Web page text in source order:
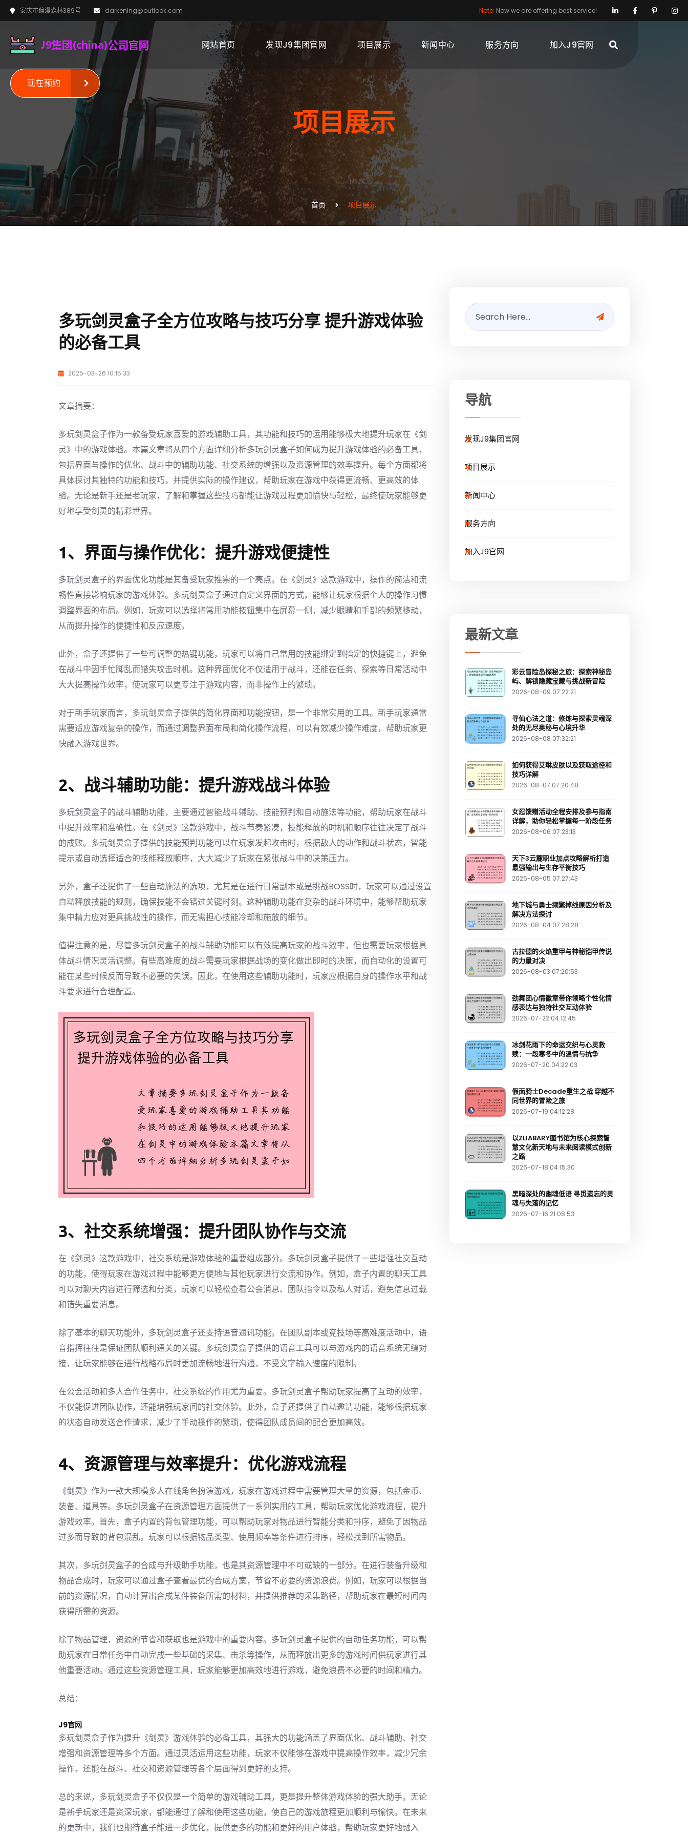
安庆市偏漫森林389号 darkening@outlook.com Note: Now we are offering best service!
网站首页 发现J9集团官网 项目展示 新闻中心 服务方向 加入J9官网
现在预约
项目展示
首页 项目展示
多玩剑灵盒子全方位攻略与技巧分享 提升游戏体验
的必备工具
2025-03-26 10:15:33
文章摘要：
多玩剑灵盒子作为一款备受玩家喜爱的游戏辅助工具，其功能和技巧的运用能够极大地提升玩家在《剑
灵》中的游戏体验。本篇文章将从四个方面详细分析多玩剑灵盒子如何成为提升游戏体验的必备工具，
包括界面与操作的优化、战斗中的辅助功能、社交系统的增强以及资源管理的效率提升。每个方面都将
具体探讨其独特的功能和技巧，并提供实际的操作建议，帮助玩家在游戏中获得更流畅、更高效的体
验。无论是新手还是老玩家，了解和掌握这些技巧都能让游戏过程更加愉快与轻松，最终使玩家能够更
好地享受剑灵的精彩世界。
1、界面与操作优化：提升游戏便捷性
多玩剑灵盒子的界面优化功能是其备受玩家推崇的一个亮点。在《剑灵》这款游戏中，操作的简洁和流
畅性直接影响玩家的游戏体验。多玩剑灵盒子通过自定义界面的方式，能够让玩家根据个人的操作习惯
调整界面的布局。例如，玩家可以选择将常用功能按钮集中在屏幕一侧，减少眼睛和手部的频繁移动，
从而提升操作的便捷性和反应速度。
此外，盒子还提供了一些可调整的热键功能，玩家可以将自己常用的技能绑定到指定的快捷键上，避免
在战斗中因手忙脚乱而错失攻击时机。这种界面优化不仅适用于战斗，还能在任务、探索等日常活动中
大大提高操作效率，使玩家可以更专注于游戏内容，而非操作上的繁琐。
对于新手玩家而言，多玩剑灵盒子提供的简化界面和功能按钮，是一个非常实用的工具。新手玩家通常
需要适应游戏复杂的操作，而通过调整界面布局和简化操作流程，可以有效减少操作难度，帮助玩家更
快融入游戏世界。
2、战斗辅助功能：提升游戏战斗体验
多玩剑灵盒子的战斗辅助功能，主要通过智能战斗辅助、技能预判和自动施法等功能，帮助玩家在战斗
中提升效率和准确性。在《剑灵》这款游戏中，战斗节奏紧凑，技能释放的时机和顺序往往决定了战斗
的成败。多玩剑灵盒子提供的技能预判功能可以在玩家发起攻击时，根据敌人的动作和战斗状态，智能
提示或自动选择适合的技能释放顺序，大大减少了玩家在紧张战斗中的决策压力。
另外，盒子还提供了一些自动施法的选项，尤其是在进行日常副本或是挑战BOSS时，玩家可以通过设置
自动释放技能的规则，确保技能不会错过关键时刻。这种辅助功能在复杂的战斗环境中，能够帮助玩家
集中精力应对更具挑战性的操作，而无需担心技能冷却和施放的细节。
值得注意的是，尽管多玩剑灵盒子的战斗辅助功能可以有效提高玩家的战斗效率，但也需要玩家根据具
体战斗情况灵活调整。有些高难度的战斗需要玩家根据战场的变化做出即时的决策，而自动化的设置可
能在某些时候反而导致不必要的失误。因此，在使用这些辅助功能时，玩家应根据自身的操作水平和战
斗要求进行合理配置。
3、社交系统增强：提升团队协作与交流
在《剑灵》这款游戏中，社交系统是游戏体验的重要组成部分。多玩剑灵盒子提供了一些增强社交互动
的功能，使得玩家在游戏过程中能够更方便地与其他玩家进行交流和协作。例如，盒子内置的聊天工具
可以对聊天内容进行筛选和分类，玩家可以轻松查看公会消息、团队指令以及私人对话，避免信息过载
和错失重要消息。
除了基本的聊天功能外，多玩剑灵盒子还支持语音通讯功能。在团队副本或竞技场等高难度活动中，语
音指挥往往是保证团队顺利通关的关键。多玩剑灵盒子提供的语音工具可以与游戏内的语音系统无缝对
接，让玩家能够在进行战略布局时更加流畅地进行沟通，不受文字输入速度的限制。
在公会活动和多人合作任务中，社交系统的作用尤为重要。多玩剑灵盒子帮助玩家提高了互动的效率，
不仅能促进团队协作，还能增强玩家间的社交体验。此外，盒子还提供了自动邀请功能，能够根据玩家
的状态自动发送合作请求，减少了手动操作的繁琐，使得团队成员间的配合更加高效。
4、资源管理与效率提升：优化游戏流程
《剑灵》作为一款大规模多人在线角色扮演游戏，玩家在游戏过程中需要管理大量的资源，包括金币、
装备、道具等。多玩剑灵盒子在资源管理方面提供了一系列实用的工具，帮助玩家优化游戏流程，提升
游戏效率。首先，盒子内置的背包管理功能，可以帮助玩家对物品进行智能分类和排序，避免了因物品
过多而导致的背包混乱。玩家可以根据物品类型、使用频率等条件进行排序，轻松找到所需物品。
其次，多玩剑灵盒子的合成与升级助手功能，也是其资源管理中不可或缺的一部分。在进行装备升级和
物品合成时，玩家可以通过盒子查看最优的合成方案，节省不必要的资源浪费。例如，玩家可以根据当
前的资源情况，自动计算出合成某件装备所需的材料，并提供推荐的采集路径，帮助玩家在最短时间内
获得所需的资源。
除了物品管理，资源的节省和获取也是游戏中的重要内容。多玩剑灵盒子提供的自动任务功能，可以帮
助玩家在日常任务中自动完成一些基础的采集、击杀等操作，从而释放出更多的游戏时间供玩家进行其
他重要活动。通过这些资源管理工具，玩家能够更加高效地进行游戏，避免浪费不必要的时间和精力。
总结：
J9官网
多玩剑灵盒子作为提升《剑灵》游戏体验的必备工具，其强大的功能涵盖了界面优化、战斗辅助、社交
增强和资源管理等多个方面。通过灵活运用这些功能，玩家不仅能够在游戏中提高操作效率，减少冗余
操作，还能在战斗、社交和资源管理等各个层面得到更好的支持。
总的来说，多玩剑灵盒子不仅仅是一个简单的游戏辅助工具，更是提升整体游戏体验的强大助手。无论
是新手玩家还是资深玩家，都能通过了解和使用这些功能，使自己的游戏旅程更加顺利与愉快。在未来
的更新中，我们也期待盒子能进一步优化，提供更多的功能和更好的用户体验，帮助玩家更好地融入
导航
发现J9集团官网
项目展示
新闻中心
服务方向
加入J9官网
最新文章
彩云冒险岛探秘之旅：探索神秘岛
屿、解锁隐藏宝藏与挑战新冒险
2026-08-09 07:22:21
寻仙心法之道：修炼与探索灵魂深
处的无尽奥秘与心境升华
2026-08-08 07:32:21
如何获得艾琳皮肤以及获取途径和
技巧详解
2026-08-07 07:20:48
女忍馈赠活动全程安排及参与指南
详解，助你轻松掌握每一阶段任务
2026-08-06 07:23:13
天下3云麓职业加点攻略解析打造
最强输出与生存平衡技巧
2026-08-05 07:27:43
地下城与勇士频繁掉线原因分析及
解决方法探讨
2026-08-04 07:28:28
古拉德的火焰重甲与神秘铠甲传说
的力量对决
2026-08-03 07:20:53
劲舞团心情徽章带你领略个性化情
感表达与独特社交互动体验
2026-07-22 04:12:45
冰剑花雨下的命运交织与心灵救
赎：一段寒冬中的温情与抗争
2026-07-20 04:22:03
假面骑士Decade重生之战 穿越不
同世界的冒险之旅
2026-07-19 04:12:28
以ZLIABARY图书馆为核心探索智
慧文化新天地与未来阅读模式创新
之路
2026-07-18 04:15:30
黑暗深处的幽魂低语 寻觅遗忘的灵
魂与失落的记忆
2026-07-16 21:08:53